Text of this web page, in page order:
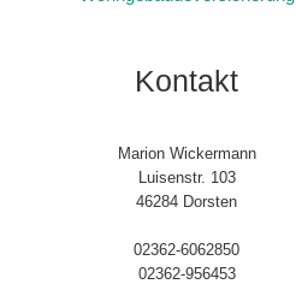
Kontakt
Marion Wickermann
Luisenstr. 103
46284 Dorsten
02362-6062850
02362-956453